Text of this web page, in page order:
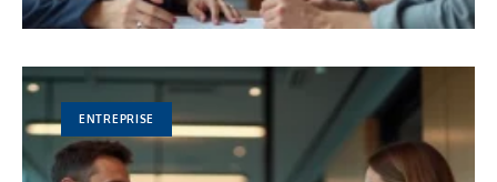
ENTREPRISE